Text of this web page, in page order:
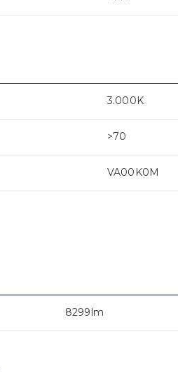
3.000K
>70
VA00K0M
8299lm